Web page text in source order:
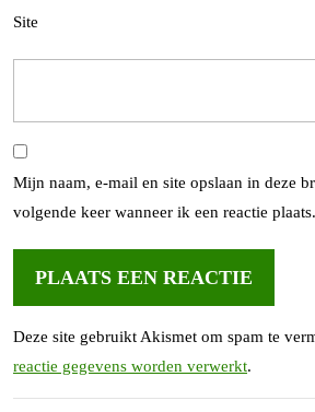
Site
Mijn naam, e-mail en site opslaan in deze
volgende keer wanneer ik een reactie plaats.
Deze site gebruikt Akismet om spam te
reactie gegevens worden verwerkt.